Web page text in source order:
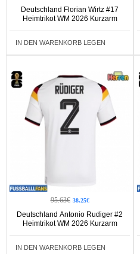
Deutschland Florian Wirtz #17
Heimtrikot WM 2026 Kurzarm
IN DEN WARENKORB LEGEN
95.63€ 38.25€
Deutschland Antonio Rudiger #2
Heimtrikot WM 2026 Kurzarm
IN DEN WARENKORB LEGEN